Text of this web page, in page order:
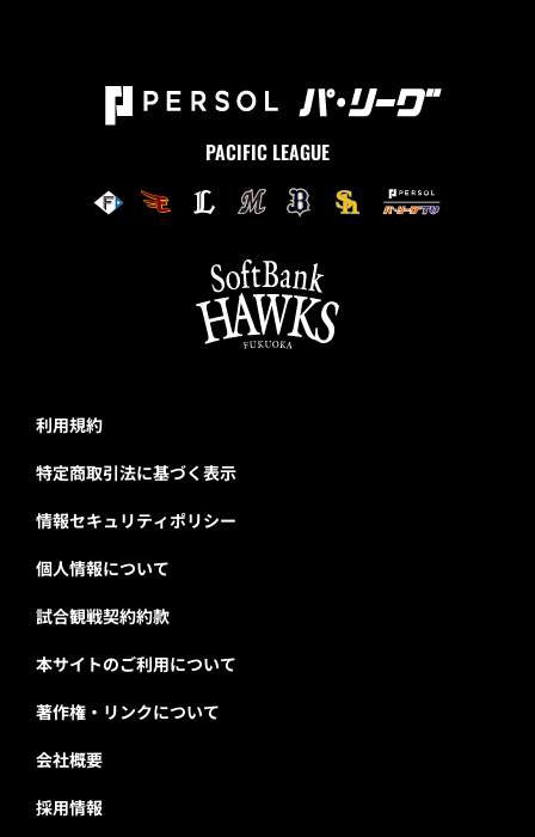
PACIFIC LEAGUE
利用規約
特定商取引法に基づく表示
情報セキュリティポリシー
個人情報について
試合観戦契約約款
本サイトのご利用について
著作権・リンクについて
会社概要
採用情報